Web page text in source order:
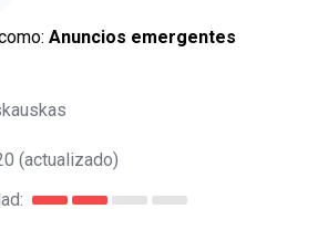
Anuncios emergentes
(actualizado)